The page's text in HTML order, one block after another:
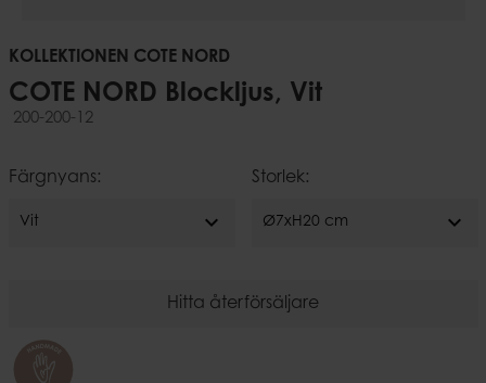
KOLLEKTIONEN COTE NORD
COTE NORD Blockljus, Vit
200-200-12
Färgnyans:
Vit expand_more
Storlek:
Ø7xH20 cm expand_more
Hitta återförsäljare